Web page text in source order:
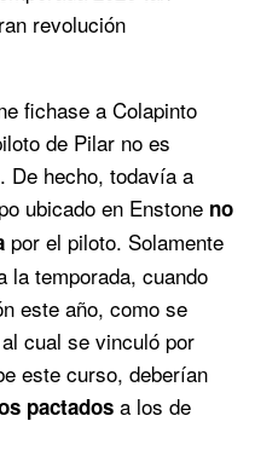
revolución
fichase a Colapinto
de Pilar no es
De hecho, todavía a
ubicado en Enstone no
por el piloto. Solamente
la temporada, cuando
este año, como se
cual se vinculó por
este curso, deberían
pactados a los de